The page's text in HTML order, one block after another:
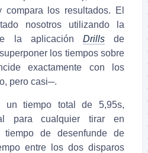
compara los resultados. El
nosotros utilizando la
la aplicación Drillsde
los tiempos sobre
exactamente con los
pero casi─.
un tiempo total de 5,95s,
para cualquier tirar en
tiempo de desenfunde de
entre los dos disparos